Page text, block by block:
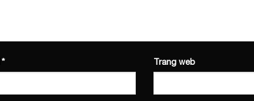
* Trang web